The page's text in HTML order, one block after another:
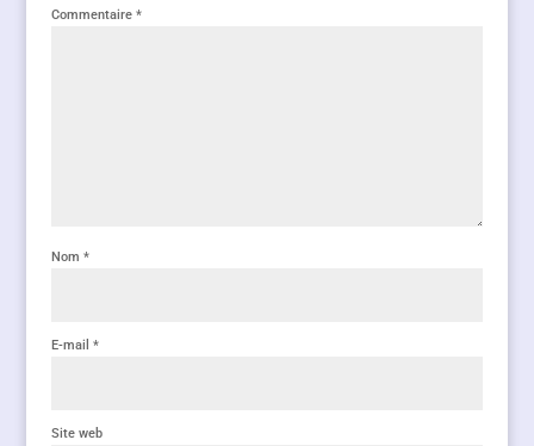
Commentaire *
Nom *
E-mail *
Site web